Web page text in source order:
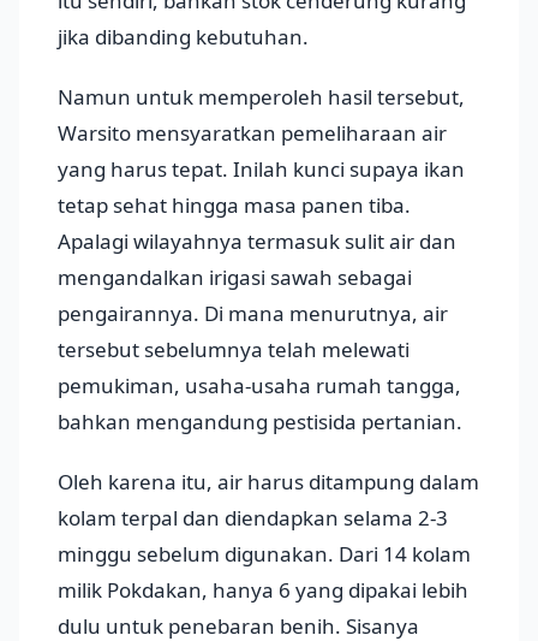
jika dibanding kebutuhan.
Namun untuk memperoleh hasil tersebut,
Warsito mensyaratkan pemeliharaan air
yang harus tepat. Inilah kunci supaya ikan
tetap sehat hingga masa panen tiba.
Apalagi wilayahnya termasuk sulit air dan
mengandalkan irigasi sawah sebagai
pengairannya. Di mana menurutnya, air
tersebut sebelumnya telah melewati
pemukiman, usaha-usaha rumah tangga,
bahkan mengandung pestisida pertanian.
Oleh karena itu, air harus ditampung dalam
kolam terpal dan diendapkan selama 2-3
minggu sebelum digunakan. Dari 14 kolam
milik Pokdakan, hanya 6 yang dipakai lebih
dulu untuk penebaran benih. Sisanya